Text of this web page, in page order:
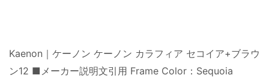
Kaenon｜ケーノン ケーノン カラフィア セコイア+ブラウ
ン12 ■メーカー説明文引用 Frame Color：Sequoia